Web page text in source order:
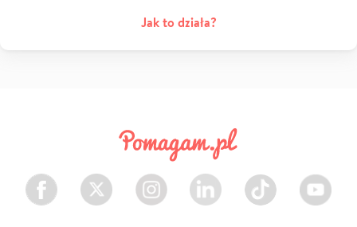
Jak to działa?
Facebook Twitter Instagram LinkedIn TikTok Youtube